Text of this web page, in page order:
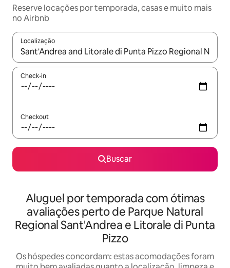
Reserve locações por temporada, casas e muito mais
no Airbnb
Localização
Quando os resultados estiverem disponíveis, explore-os
Check-in
Checkout
Buscar
Aluguel por temporada com ótimas
avaliações perto de Parque Natural
Regional Sant'Andrea e Litorale di Punta
Pizzo
Os hóspedes concordam: estas acomodações foram